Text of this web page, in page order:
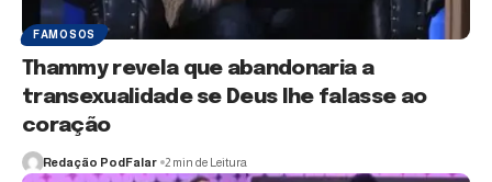
FAMOSOS
Thammy revela que abandonaria a
transexualidade se Deus lhe falasse ao
coração
Redação PodFalar 2 min de Leitura